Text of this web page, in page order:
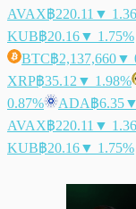
AVAX฿220.11 ▼
KUB฿20.16▼ 1.75%
BTC฿2,137,660▼
XRP฿35.12 ▼ 1.98%
0.87%
ADA฿6.35
AVAX฿220.11 ▼
KUB฿20.16▼ 1.75%